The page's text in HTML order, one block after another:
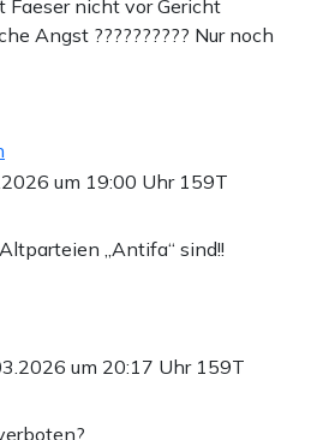
Faeser nicht vor Gericht
Angst ?????????? Nur noch
um 19:00 Uhr 159T
„Antifa“ sind!!
um 20:17 Uhr 159T